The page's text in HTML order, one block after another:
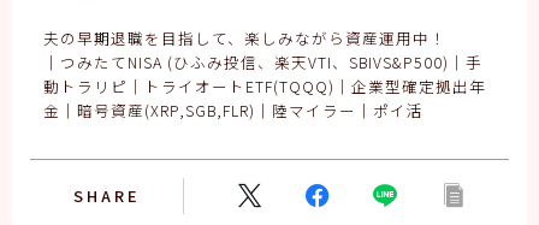
夫の早期退職を目指して、楽しみながら資産運用中！
｜つみたてNISA (ひふみ投信、楽天VTI、SBIVS&P500)｜手
動トラリピ｜トライオートETF(TQQQ)｜企業型確定拠出年
金｜暗号資産(XRP,SGB,FLR)｜陸マイラー｜ポイ活
SHARE